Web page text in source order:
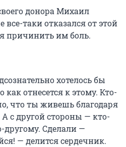
донора Михаил
таки отказался от этой
причинить им боль.
хотелось бы
как отнесется к этому. Кто-
что ты живешь благодаря
с другой стороны — кто-
другому. Сделали —
— делится сердечник.